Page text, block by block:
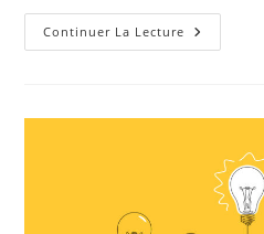
Continuer La Lecture